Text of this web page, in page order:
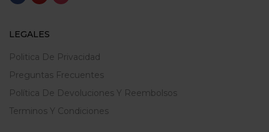
LEGALES
Politica De Privacidad
Preguntas Frecuentes
Política De Devoluciones Y Reembolsos
Terminos Y Condiciones